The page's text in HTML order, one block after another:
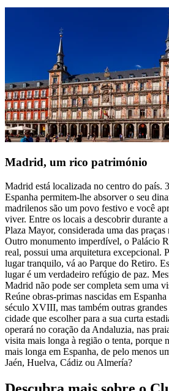
Madrid, um rico património
Madrid está localizada no centro do país.
Espanha permitem-lhe absorver o seu
madrilenos são um povo festivo e você
viver. Entre os locais a descobrir durante
Plaza Mayor, considerada uma das praças
Outro monumento imperdível, o Palácio
real, possui uma arquitetura excepcional.
lugar tranquilo, vá ao Parque do Retiro.
lugar é um verdadeiro refúgio de paz.
Madrid não pode ser completa sem uma
Reúne obras-primas nascidas em
século XVIII, mas também outras
cidade que escolher para a sua curta
operará no coração da Andaluzia, nas
visita mais longa à região o tenta, porque
mais longa em Espanha, de pelo menos
Jaén, Huelva, Cádiz ou Almería?